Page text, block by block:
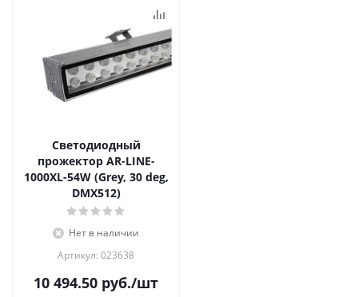
Светодиодный
прожектор AR-LINE-
1000XL-54W (Grey, 30 deg,
DMX512)
Нет в наличии
Артикул: 023638
10 494.50 руб./шт